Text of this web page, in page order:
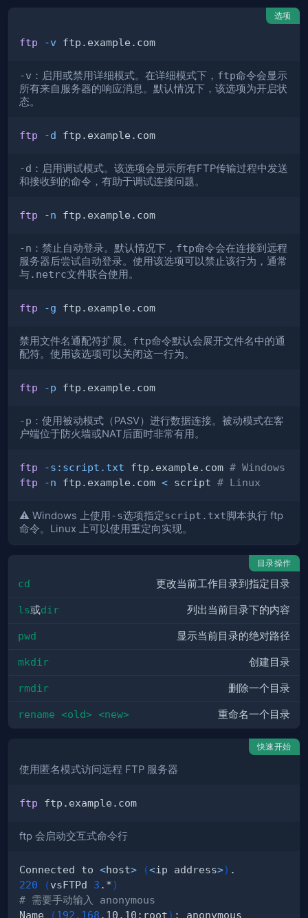
选项
ftp -v
-v ：启用或禁用详细模式。在详细模式下， ftp命令会显示
所有来自服务器的响应消息。默认情况下，该选项为开启状
态。
ftp -d
-d ：启用调试模式。该选项会显示所有FTP传输过程中发送
和接收到的命令，有助于调试连接问题。
ftp -n
-n ：禁止自动登录。默认情况下， ftp命令会在连接到远程
服务器后尝试自动登录。使用该选项可以禁止该行为，通常
与.netrc文件联合使用。
ftp -g
禁用文件名通配符扩展。 ftp命令默认会展开文件名中的通
配符。使用该选项可以关闭这一行为。
ftp -p
-p ：使用被动模式（PASV）进行数据连接。被动模式在客
户端位于防火墙或NAT后面时非常有用。
ftp -s:script.txt ftp.example.com # Windows
ftp
-n ftp.example.com < script # Linux
⚠️ Windows 上使用 -s选项指定script.txt脚本执行 ftp
命令。Linux 上可以使用重定向实现。
目录操作
cd 更改当前工作目录到指定目录
ls或dir 列出当前目录下的内容
pwd 显示当前目录的绝对路径
mkdir 创建目录
rmdir 删除一个目录
rename <old> <new> 重命名一个目录
快速开始
使用匿名模式访问远程 FTP 服务器
ftp
ftp 会启动交互式命令行
Connected to <host> (<ip address>)
220
(vsFTPd 3 .*)
# 需要手动输入 anonymous
Name
(192.168 .10.10:root)